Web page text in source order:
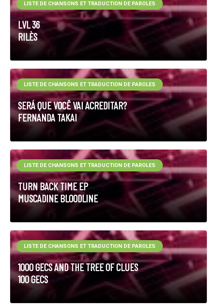
LVL 36
RILÈS
LISTE DE CHANSONS ET TRADUCTION DE PAROLES
SERÁ QUE VOCÊ VAI ACREDITAR?
FERNANDA TAKAI
LISTE DE CHANSONS ET TRADUCTION DE PAROLES
TURN BACK TIME EP
MUSCADINE BLOODLINE
LISTE DE CHANSONS ET TRADUCTION DE PAROLES
1000 GECS AND THE TREE OF CLUES
100 GECS
LISTE DE CHANSONS ET TRADUCTION DE PAROLES